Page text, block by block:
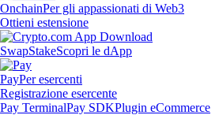
OnchainPer gli appassionati di Web3
Ottieni estensione
SwapStakeScopri le dApp
PayPer esercenti
Registrazione esercente
Pay TerminalPay SDKPlugin eCommerce